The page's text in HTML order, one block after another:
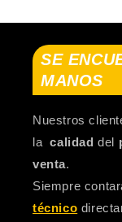
SE
MANOS
Nuestros
lacalidad del
venta.
Siempre
técnico